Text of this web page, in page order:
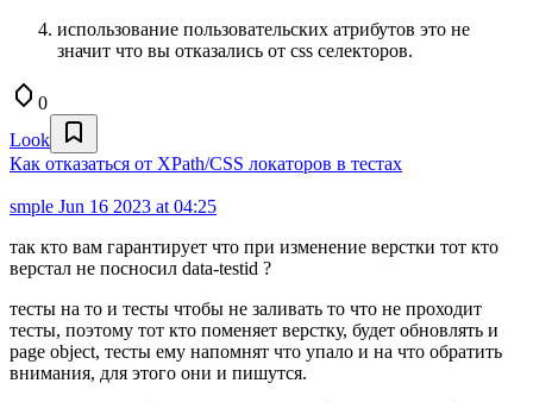
использование пользовательских атрибутов это не
значит что вы отказались от css селекторов.
0
Look
Как отказаться от XPath/CSS локаторов в тестах
smple Jun 16 2023 at 04:25
так кто вам гарантирует что при изменение верстки тот кто
верстал не посносил data-testid ?
тесты на то и тесты чтобы не заливать то что не проходит
тесты, поэтому тот кто поменяет верстку, будет обновлять и
page object, тесты ему напомнят что упало и на что обратить
внимания, для этого они и пишутся.